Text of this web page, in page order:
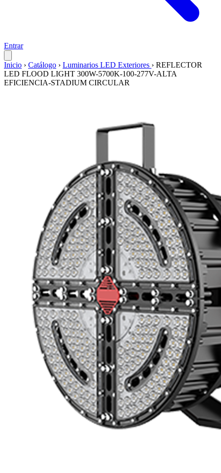
Entrar
Inicio › Catálogo › Luminarios LED Exteriores › REFLECTOR
LED FLOOD LIGHT 300W-5700K-100-277V-ALTA
EFICIENCIA-STADIUM CIRCULAR